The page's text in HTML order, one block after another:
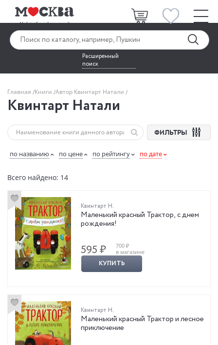
Расширенный
поиск
Главная Книги Автор Квинтарт Натали
Квинтарт Натали
ФИЛЬТРЫ
по названию по цене по рейтингу по дате
Всего найдено: 14
Квинтарт Н.
Маленький красный Трактор, с днем
рождения!
595 ₽
700 ₽
в магазине
КУПИТЬ
Квинтарт Н.
Маленький красный Трактор и лесное
приключение